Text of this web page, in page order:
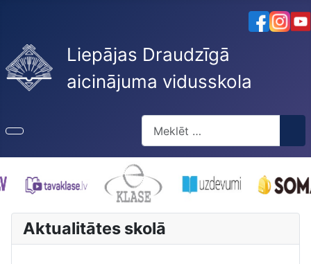
Liepājas Draudzīgā
aicinājuma vidusskola
Type 2 or more characters for
Aktualitātes skolā